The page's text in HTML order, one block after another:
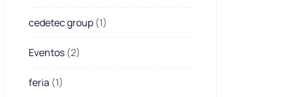
cedetec group (1)
Eventos (2)
feria (1)